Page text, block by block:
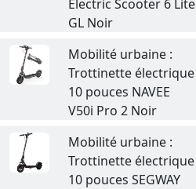
Electric Scooter 6 Lite
GL Noir
Mobilité urbaine :
Trottinette électrique
10 pouces NAVEE
V50i Pro 2 Noir
Mobilité urbaine :
Trottinette électrique
10 pouces SEGWAY